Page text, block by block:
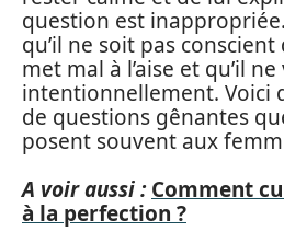
question est
qu’il ne soit pas
met mal à l’aise et qu’il
intentionnellement. Voici
de questions gênantes
posent souvent aux
A voir aussi : Comment
à la perfection ?